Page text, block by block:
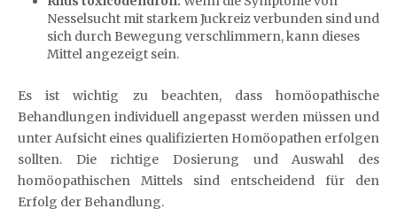
Nesselsucht mit starkem Juckreiz verbunden sind und
sich durch Bewegung verschlimmern, kann dieses
Mittel angezeigt sein.
Es ist wichtig zu beachten, dass homöopathische
Behandlungen individuell angepasst werden müssen und
unter Aufsicht eines qualifizierten Homöopathen erfolgen
sollten. Die richtige Dosierung und Auswahl des
homöopathischen Mittels sind entscheidend für den
Erfolg der Behandlung.